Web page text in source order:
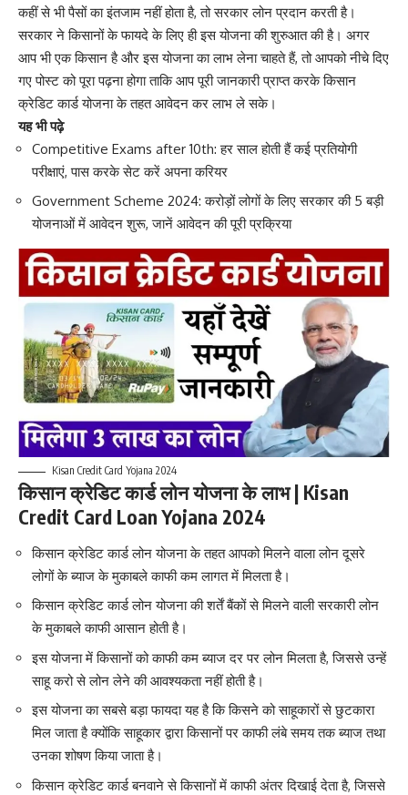
कहीं से भी पैसों का इंतजाम नहीं होता है, तो सरकार लोन प्रदान करती है।
सरकार ने किसानों के फायदे के लिए ही इस योजना की शुरुआत की है। अगर
आप भी एक किसान है और इस योजना का लाभ लेना चाहते हैं, तो आपको नीचे दिए
गए पोस्ट को पूरा पढ़ना होगा ताकि आप पूरी जानकारी प्राप्त करके किसान
क्रेडिट कार्ड योजना के तहत आवेदन कर लाभ ले सके।
यह भी पढ़े
Competitive Exams after 10th: हर साल होती हैं कई प्रतियोगी
परीक्षाएं, पास करके सेट करें अपना करियर
Government Scheme 2024: करोड़ों लोगों के लिए सरकार की 5 बड़ी
योजनाओं में आवेदन शुरू, जानें आवेदन की पूरी प्रक्रिया
Kisan Credit Card Yojana 2024
किसान क्रेडिट कार्ड लोन योजना के लाभ | Kisan
Credit Card Loan Yojana 2024
किसान क्रेडिट कार्ड लोन योजना के तहत आपको मिलने वाला लोन दूसरे
लोगों के ब्याज के मुकाबले काफी कम लागत में मिलता है।
किसान क्रेडिट कार्ड लोन योजना की शर्तें बैंकों से मिलने वाली सरकारी लोन
के मुकाबले काफी आसान होती है।
इस योजना में किसानों को काफी कम ब्याज दर पर लोन मिलता है, जिससे उन्हें
साहू करो से लोन लेने की आवश्यकता नहीं होती है।
इस योजना का सबसे बड़ा फायदा यह है कि किसने को साहूकारों से छुटकारा
मिल जाता है क्योंकि साहूकार द्वारा किसानों पर काफी लंबे समय तक ब्याज तथा
उनका शोषण किया जाता है।
किसान क्रेडिट कार्ड बनवाने से किसानों में काफी अंतर दिखाई देता है, जिससे